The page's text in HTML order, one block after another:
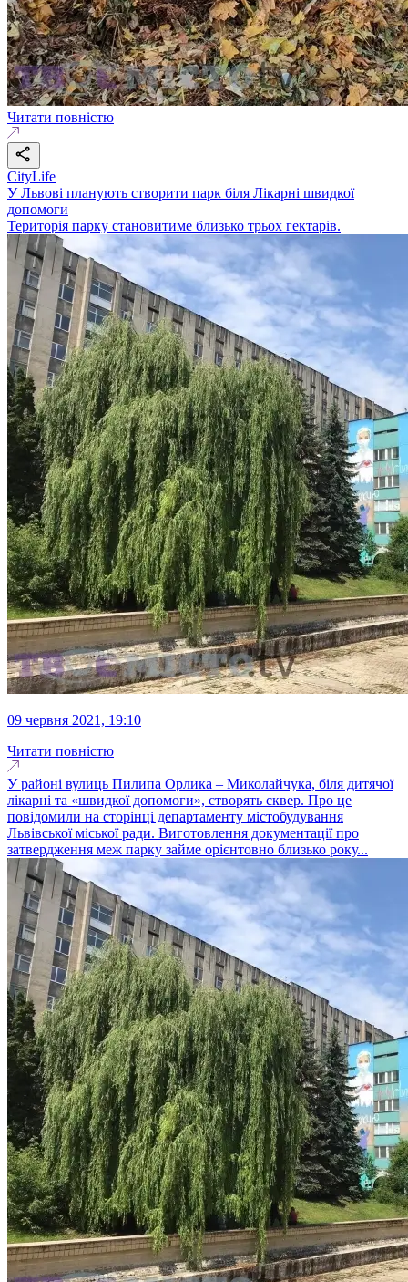
Читати повністю
CityLife
У Львові планують створити парк біля Лікарні швидкої
допомоги
Територія парку становитиме близько трьох гектарів.
09 червня 2021, 19:10
Читати повністю
У районі вулиць Пилипа Орлика – Миколайчука, біля дитячої
лікарні та «швидкої допомоги», створять сквер. Про це
повідомили на сторінці департаменту містобудування
Львівської міської ради. Виготовлення документації про
затвердження меж парку займе орієнтовно близько року...